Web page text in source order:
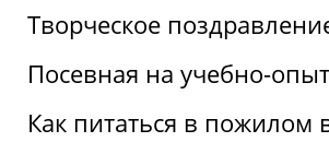
Творческое
Посевная на учебно-
Как питаться в пожилом